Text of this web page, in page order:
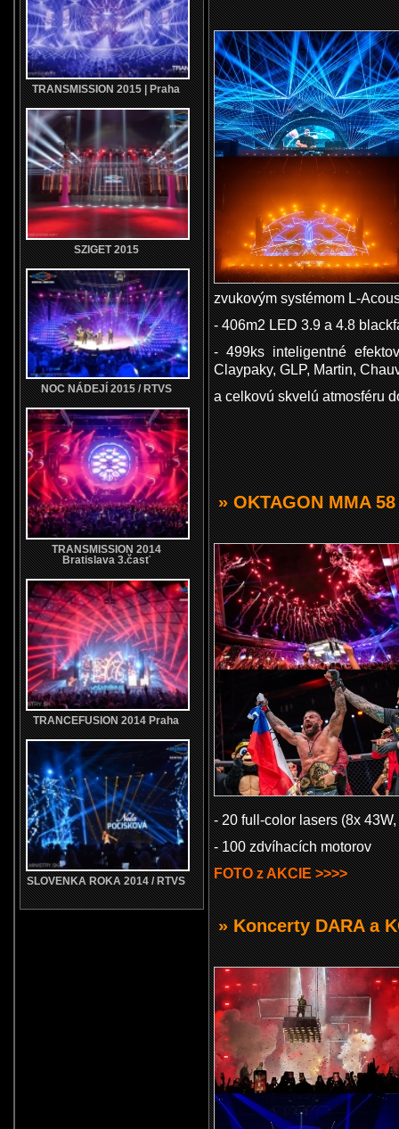
TRANSMISSION 2015 | Praha
SZIGET 2015
NOC NÁDEJÍ 2015 / RTVS
TRANSMISSION 2014
Bratislava 3.časť
TRANCEFUSION 2014 Praha
SLOVENKA ROKA 2014 / RTVS
zvukovým systémom L-
- 406m2 LED 3.9 a 4.8
- 499ks inteligentné
Claypaky, GLP, Martin,
a celkovú skvelú atmosféru
» OKTAGON MMA
- 20 full-color lasers (8x
- 100 zdvíhacích motorov
FOTO z AKCIE >>>>
» Koncerty DARA a